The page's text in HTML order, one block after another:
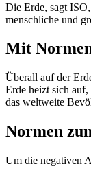
Die Erde, sagt
menschliche und
Mit
Überall auf der
Erde heizt sich
das weltweite
Normen
Um die negativen